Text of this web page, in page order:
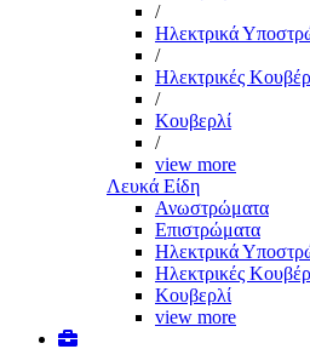
/
Ηλεκτρικά
/
Ηλεκτρικές
/
Κουβερλί
/
view more
Λευκά Είδη
Ανωστρώματα
Επιστρώματα
Ηλεκτρικά
Ηλεκτρικές
Κουβερλί
view more